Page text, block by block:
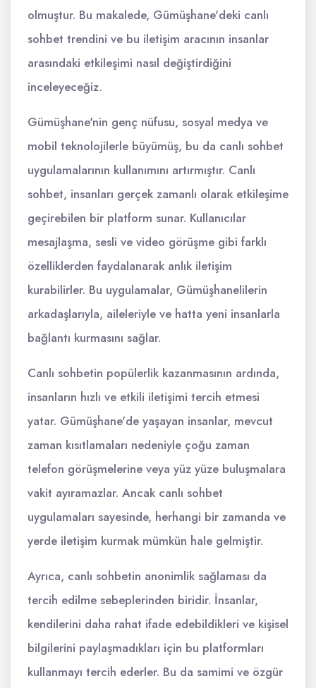
olmuştur. Bu makalede, Gümüşhane'deki canlı
sohbet trendini ve bu iletişim aracının insanlar
arasındaki etkileşimi nasıl değiştirdiğini
inceleyeceğiz.
Gümüşhane'nin genç nüfusu, sosyal medya ve
mobil teknolojilerle büyümüş, bu da canlı sohbet
uygulamalarının kullanımını artırmıştır. Canlı
sohbet, insanları gerçek zamanlı olarak etkileşime
geçirebilen bir platform sunar. Kullanıcılar
mesajlaşma, sesli ve video görüşme gibi farklı
özelliklerden faydalanarak anlık iletişim
kurabilirler. Bu uygulamalar, Gümüşhanelilerin
arkadaşlarıyla, aileleriyle ve hatta yeni insanlarla
bağlantı kurmasını sağlar.
Canlı sohbetin popülerlik kazanmasının ardında,
insanların hızlı ve etkili iletişimi tercih etmesi
yatar. Gümüşhane'de yaşayan insanlar, mevcut
zaman kısıtlamaları nedeniyle çoğu zaman
telefon görüşmelerine veya yüz yüze buluşmalara
vakit ayıramazlar. Ancak canlı sohbet
uygulamaları sayesinde, herhangi bir zamanda ve
yerde iletişim kurmak mümkün hale gelmiştir.
Ayrıca, canlı sohbetin anonimlik sağlaması da
tercih edilme sebeplerinden biridir. İnsanlar,
kendilerini daha rahat ifade edebildikleri ve kişisel
bilgilerini paylaşmadıkları için bu platformları
kullanmayı tercih ederler. Bu da samimi ve özgür